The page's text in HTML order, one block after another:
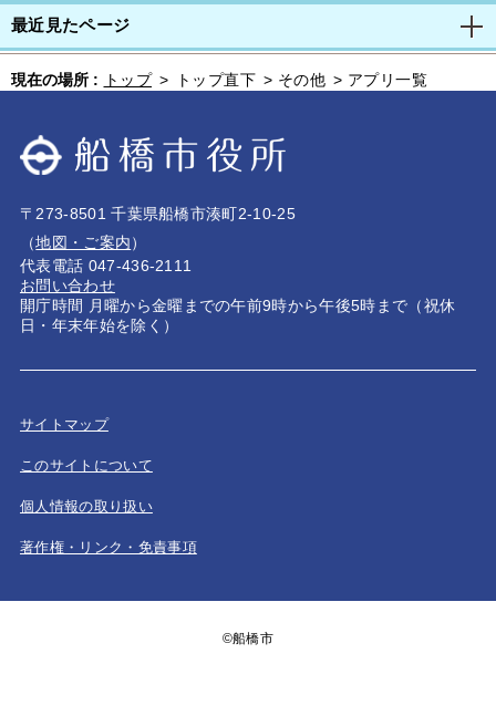
最近見たページ
現在の場所 : トップ > トップ直下 > その他 > アプリ一覧
〒273-8501 千葉県船橋市湊町2-10-25
（地図・ご案内）
代表電話 047-436-2111
お問い合わせ
開庁時間 月曜から金曜までの午前9時から午後5時まで（祝休
日・年末年始を除く）
サイトマップ
このサイトについて
個人情報の取り扱い
著作権・リンク・免責事項
©船橋市